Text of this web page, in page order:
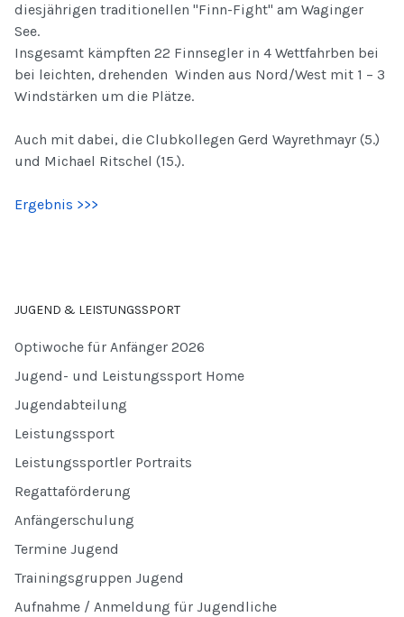
diesjährigen traditionellen "Finn-Fight" am Waginger
See.
Insgesamt kämpften 22 Finnsegler in 4 Wettfahrben bei
bei leichten, drehenden Winden aus Nord/West mit 1 – 3
Windstärken um die Plätze.
Auch mit dabei, die Clubkollegen Gerd Wayrethmayr (5.)
und Michael Ritschel (15.).
Ergebnis >>>
JUGEND & LEISTUNGSSPORT
Optiwoche für Anfänger 2026
Jugend- und Leistungssport Home
Jugendabteilung
Leistungssport
Leistungssportler Portraits
Regattaförderung
Anfängerschulung
Termine Jugend
Trainingsgruppen Jugend
Aufnahme / Anmeldung für Jugendliche